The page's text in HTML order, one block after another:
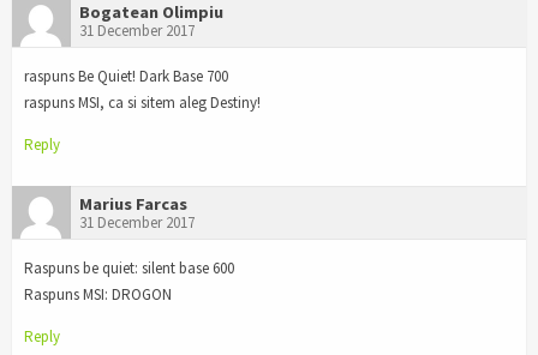
Bogatean Olimpiu
31 December 2017
raspuns Be Quiet! Dark Base 700
raspuns MSI, ca si sitem aleg Destiny!
Reply
Marius Farcas
31 December 2017
Raspuns be quiet: silent base 600
Raspuns MSI: DROGON
Reply